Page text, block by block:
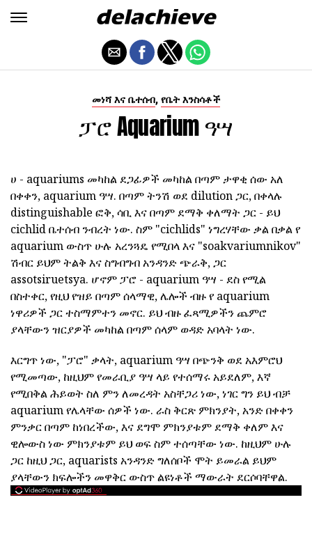
መነሻ እና ቤተሰብ, የቤት እንስሳቶች
ፓሮ Aquarium ዓሣ
ሀ - aquariums መካከል ደጋፊዎች መካከል በጣም ታዋቂ ሰው አለ
በቀቀን, aquarium ዓሣ. በጣም ትንሽ ወደ dilution ጋር, በቀላሉ
distinguishable ፎቅ, ሳቢ እና በጣም ደማቅ ቀለማት ጋር - ይህ
cichlid ቤተሰብ ንብረት ነው. ስም "cichlids" ነግረሃቸው ቃል በቃል የ
aquarium ውስጥ ሁሉ አረንጓዴ የሚበላ እና "soakvariumnikov"
ሽብር ይህም ትልቅ እና ስግብግብ አንዳንድ ጭራቅ, ጋር
assotsiruetsya. ሆኖም ፓሮ - aquarium ዓሣ - ደስ የሚል
በስተቀር, የዚህ የዝይ በጣም ሰላማዊ, ሌሎች ብዙ የ aquarium
ነዋሪዎች ጋር ተስማምተን መኖር. ይህ ብዙ ፈጻሚዎችን ጨምሮ
ያላቸውን ዝርያዎች መካከል በጣም ሰላም ወዳድ አባላት ነው.
እርግጥ ነው, "ፓሮ" ቃላት, aquarium ዓሣ በጭንቅ ወደ አእምሮህ
የሚመጣው, ከዚህም የመራቢያ ዓሣ ላይ የተሰማሩ አይደለም, እኛ
የሚበቅል ሕይወት ስለ ምን ለመረዳት አስቸጋሪ ነው, ነገር ግን ይህ ብቻ
aquarium የሌላቸው ሰዎች ነው. ራስ ቅርጽ ምክንያት, አንድ በቀቀን
ምንቃር በጣም ከነበረችው, እና ደግሞ ምክንያቱም ደማቅ ቀለም እና
ዊሎውስ ነው ምክንያቱም ይህ ወፍ ስም ተሰጣቸው ነው. ከዚህም ሁሉ
ጋር ከዚህ ጋር, aquarists አንዳንድ ግለሰቦች ሞት ይመራል ይህም
ያላቸውን ክፍሎችን መዋቅር ውስጥ ልዩነቶች ማውራት ደርሶባቸዋል.